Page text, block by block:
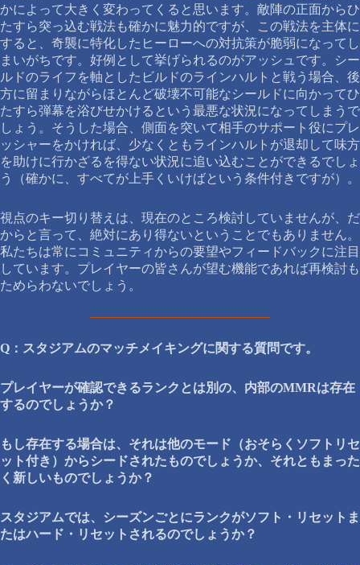
かによって大きく変わってくると思います。敵陣の正面からひ
たすら突っ込む戦法も確かに魅力的ですが、この戦法を主体に
すると、奇襲に特化したヒーローへの対抗策が脆弱になってし
まいがちです。好例として挙げられるのがアッシュです。シー
ルドのライフを軸としたビルドのラインハルトと戦う場合、後
方に留まりながらほとんど破壊不可能なシールドに向かってひ
たすら弾幕を浴びせかけるという最悪な状況になってしまうで
しょう。そうした場合、側面を突いて相手のサポート役にプレ
ッシャーをかければ、少なくともラインハルトが退却して味方
を助けに行かざるを得ない状況に追い込むことができるでしょ
う（確かに、すべてが上手くいけばという条件付きですが）。
視点のキー切り替えは、現在のところ検討していませんが、だ
からと言って、絶対にあり得ないということでもありません。
私たちは常にコミュニティからの要望やフィードバックに注目
しています。プレイヤーの皆さんが望む機能であれば再検討も
ためらわないでしょう。
Q：スタジアムのマッチメイキングに関する質問です。
プレイヤーが確認できるランクとは別の、内部のMMRは存在
するのでしょうか？
もし存在する場合は、それは他のモード（おそらくソフトリセ
ット付き）からシードされたものでしょうか、それともまった
く新しいものでしょうか？
スタジアムでは、シーズンごとにランクがソフト・リセットま
たはハード・リセットされるのでしょうか？